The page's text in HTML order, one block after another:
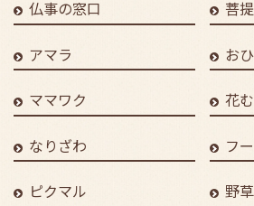
仏事の窓口 菩
アマラ お
ママワク 花
なりざわ フ
ピクマル 野